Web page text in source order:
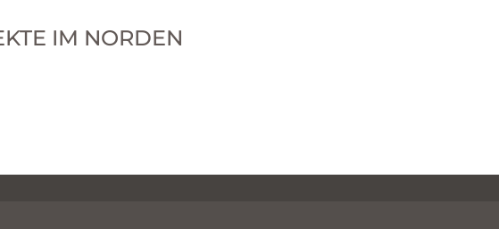
IM NORDEN